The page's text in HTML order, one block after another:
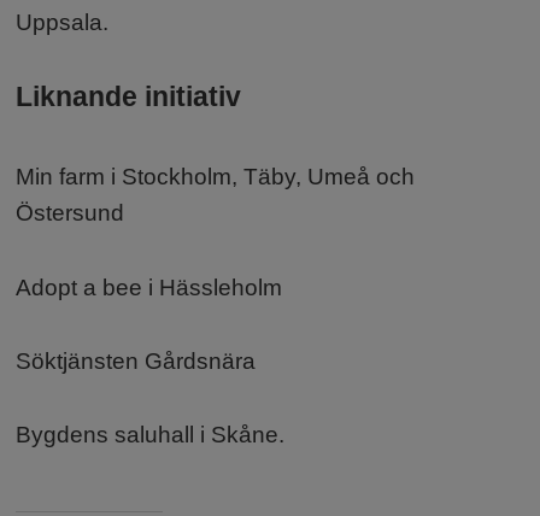
Uppsala.
Liknande initiativ
Min farm i Stockholm, Täby, Umeå och
Östersund
Adopt a bee i Hässleholm
Söktjänsten Gårdsnära
Bygdens saluhall i Skåne.